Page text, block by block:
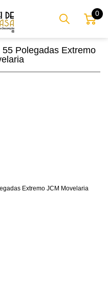
0
Polegadas Extremo